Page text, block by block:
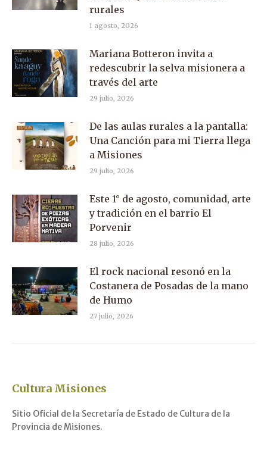
rurales
1 agosto, 2026
Mariana Botteron invita a
redescubrir la selva misionera a
través del arte
29 julio, 2026
De las aulas rurales a la pantalla:
Una Canción para mi Tierra llega
a Misiones
29 julio, 2026
Este 1° de agosto, comunidad, arte
y tradición en el barrio El
Porvenir
28 julio, 2026
El rock nacional resonó en la
Costanera de Posadas de la mano
de Humo
27 julio, 2026
Cultura Misiones
Sitio Oficial de la Secretaría de Estado de Cultura de la
Provincia de Misiones.